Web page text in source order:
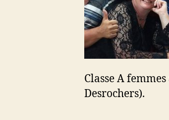
Classe A
Desrochers).